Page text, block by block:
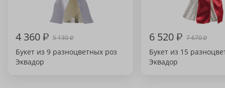
4 360₽ 5 130₽
Букет из 9 разноцветных роз
Эквадор
6 520₽ 7 670₽
Букет из 15
Эквадор